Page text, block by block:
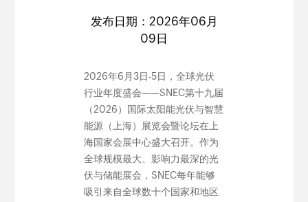
发布日期：2026年06月
09日
2026年6月3日-5日，全球光伏
行业年度盛会——SNEC第十九届
（2026）国际太阳能光伏与智慧
能源（上海）展览会暨论坛在上
海国家会展中心盛大召开。作为
全球规模最大、影响力最深的光
伏与储能展会，SNEC每年能够
吸引来自全球数十个国家和地区